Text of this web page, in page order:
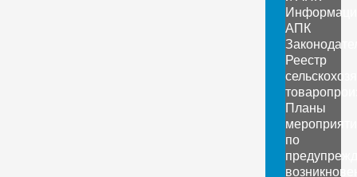
АПК
Реестр
Планы
по